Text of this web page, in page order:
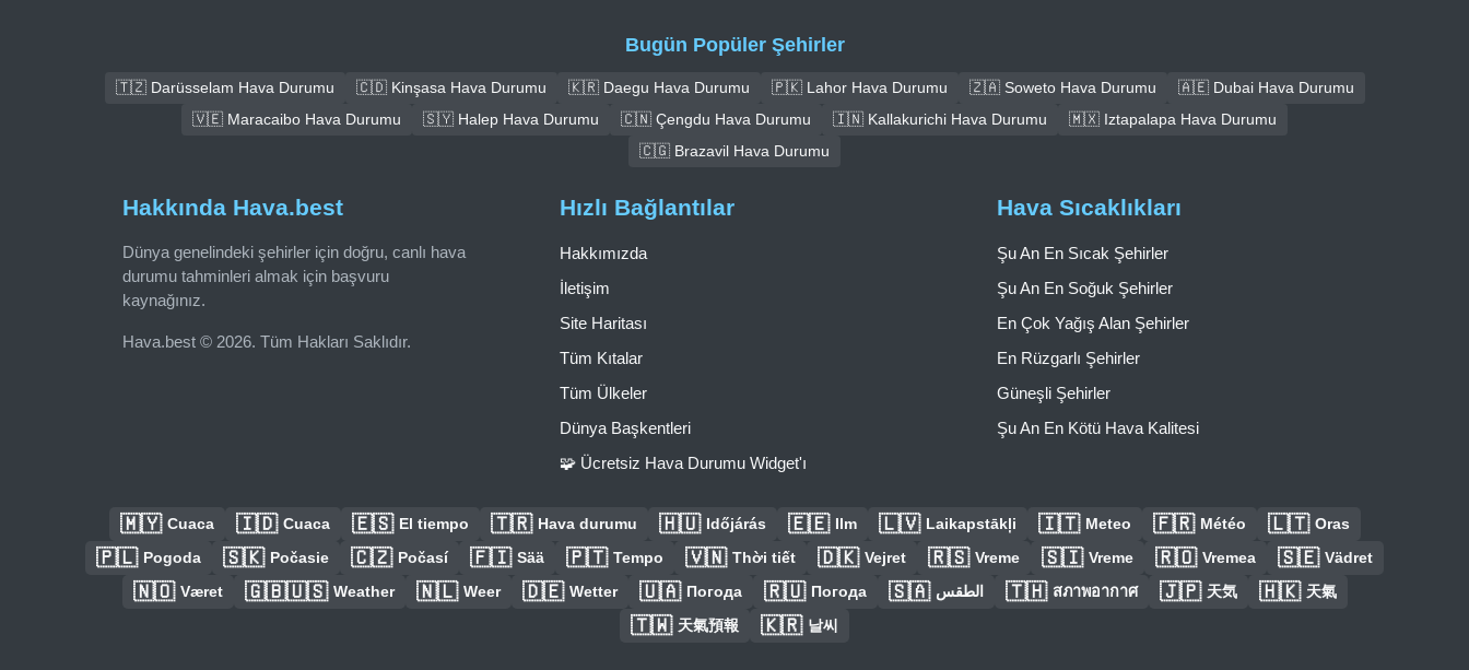
Bugün Popüler Şehirler
🇹🇿 Darüsselam Hava Durumu 🇨🇩 Kinşasa Hava Durumu 🇰🇷 Daegu Hava Durumu 🇵🇰 Lahor Hava Durumu 🇿🇦 Soweto Hava Durumu
🇦🇪 Dubai Hava Durumu
🇻🇪 Maracaibo Hava Durumu
🇸🇾 Halep Hava Durumu 🇨🇳 Çengdu Hava Durumu 🇮🇳 Kallakurichi Hava Durumu
🇲🇽 Iztapalapa Hava Durumu
🇨🇬 Brazavil Hava Durumu
Hakkında Hava.best
Dünya genelindeki şehirler için doğru, canlı hava
durumu tahminleri almak için başvuru
kaynağınız.
Hava.best © 2026. Tüm Hakları Saklıdır.
Hızlı Bağlantılar
Hakkımızda
İletişim
Site Haritası
Tüm Kıtalar
Tüm Ülkeler
Dünya Başkentleri
🧩 Ücretsiz Hava Durumu Widget'ı
Hava Sıcaklıkları
Şu An En Sıcak Şehirler
Şu An En Soğuk Şehirler
En Çok Yağış Alan Şehirler
En Rüzgarlı Şehirler
Güneşli Şehirler
Şu An En Kötü Hava Kalitesi
🇲🇾 Cuaca 🇮🇩 Cuaca 🇪🇸 El tiempo 🇹🇷 Hava durumu 🇭🇺 Időjárás 🇪🇪 Ilm 🇱🇻 Laikapstākļi 🇮🇹 Meteo 🇫🇷 Météo 🇱🇹 Oras
🇵🇱 Pogoda 🇸🇰 Počasie 🇨🇿 Počasí 🇫🇮 Sää 🇵🇹 Tempo 🇻🇳 Thời tiết 🇩🇰 Vejret 🇷🇸 Vreme 🇸🇮 Vreme 🇷🇴 Vremea 🇸🇪 Vädret
🇳🇴 Været 🇬🇧🇺🇸 Weather 🇳🇱 Weer 🇩🇪 Wetter 🇺🇦 Погода 🇷🇺 Погода 🇸🇦 الطقس 🇹🇭 สภาพอากาศ 🇯🇵 天気 🇭🇰 天氣
🇹🇼 天氣預報 🇰🇷 날씨